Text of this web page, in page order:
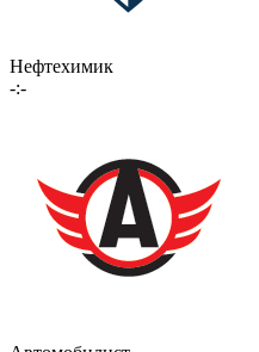
Нефтехимик
-:-